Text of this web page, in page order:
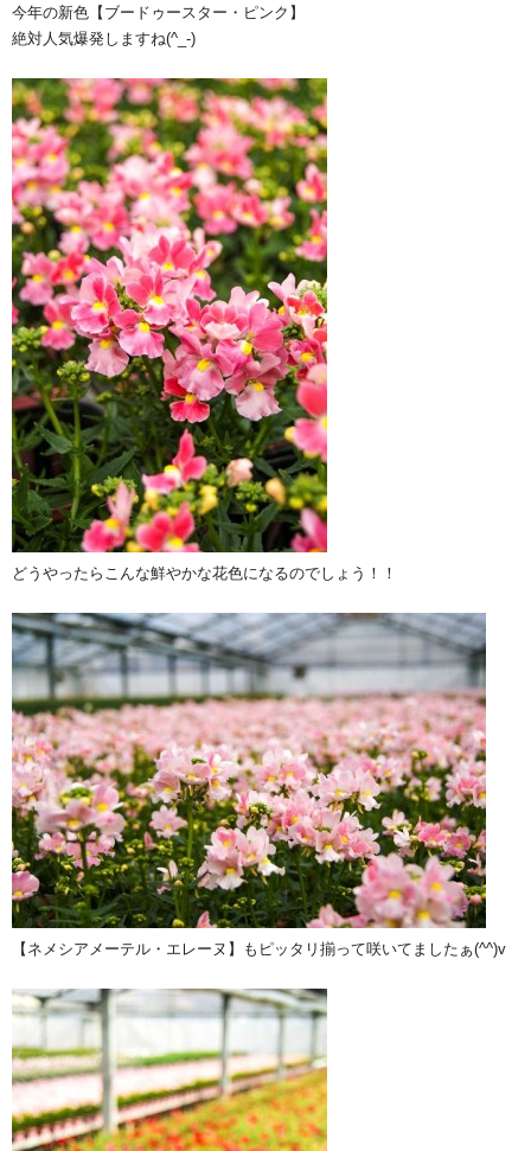
今年の新色【ブードゥースター・ピンク】
絶対人気爆発しますね(^_-)
どうやったらこんな鮮やかな花色になるのでしょう！！
【ネメシアメーテル・エレーヌ】もピッタリ揃って咲いてましたぁ(^^)v